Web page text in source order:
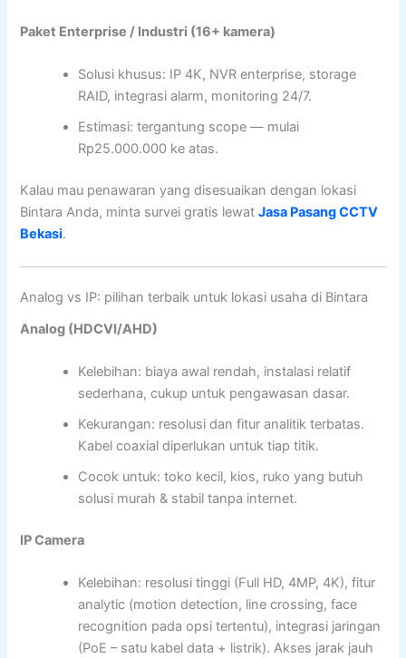
Paket Enterprise / Industri (16+ kamera)
Solusi khusus: IP 4K, NVR enterprise, storage
RAID, integrasi alarm, monitoring 24/7.
Estimasi: tergantung scope — mulai
Rp25.000.000 ke atas.
Kalau mau penawaran yang disesuaikan dengan lokasi
Bintara Anda, minta survei gratis lewatJasa Pasang CCTV
Bekasi.
Analog vs IP: pilihan terbaik untuk lokasi usaha di Bintara
Analog (HDCVI/AHD)
Kelebihan: biaya awal rendah, instalasi relatif
sederhana, cukup untuk pengawasan dasar.
Kekurangan: resolusi dan fitur analitik terbatas.
Kabel coaxial diperlukan untuk tiap titik.
Cocok untuk: toko kecil, kios, ruko yang butuh
solusi murah & stabil tanpa internet.
IP Camera
Kelebihan: resolusi tinggi (Full HD, 4MP, 4K), fitur
analytic (motion detection, line crossing, face
recognition pada opsi tertentu), integrasi jaringan
(PoE – satu kabel data + listrik). Akses jarak jauh